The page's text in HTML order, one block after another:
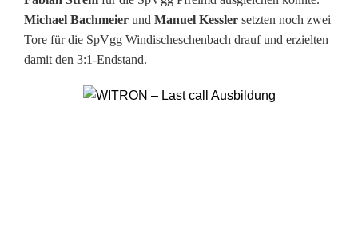
Michael Bachmeier und Manuel Kessler setzten noch zwei
Tore für die SpVgg Windischeschenbach drauf und erzielten
damit den 3:1-Endstand.